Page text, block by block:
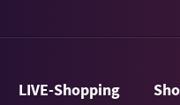
LIVE-Shopping